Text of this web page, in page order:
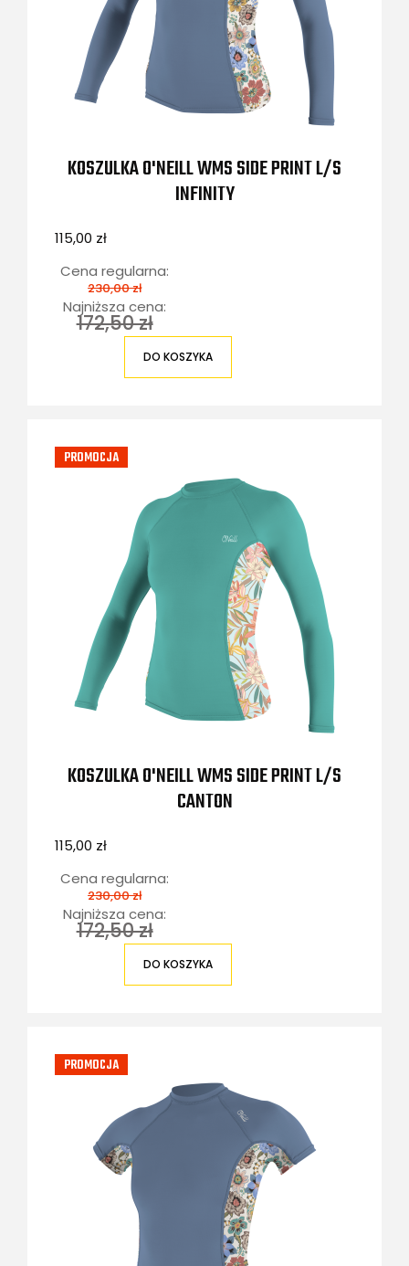
KOSZULKA O'NEILL WMS SIDE PRINT L/S
INFINITY
115,00 zł
Cena regularna:
230,00 zł
Najniższa cena:
172,50 zł
DO KOSZYKA
KOSZULKA O'NEILL WMS SIDE PRINT L/S
CANTON
115,00 zł
Cena regularna:
230,00 zł
Najniższa cena:
172,50 zł
DO KOSZYKA
PROMOCJA
PROMOCJA